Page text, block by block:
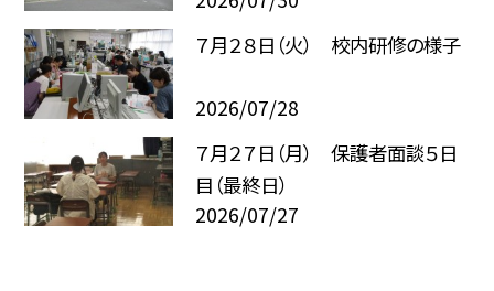
７月２８日（火） 校内研修の様子
2026/07/28
７月２７日（月） 保護者面談５日
目（最終日）
2026/07/27